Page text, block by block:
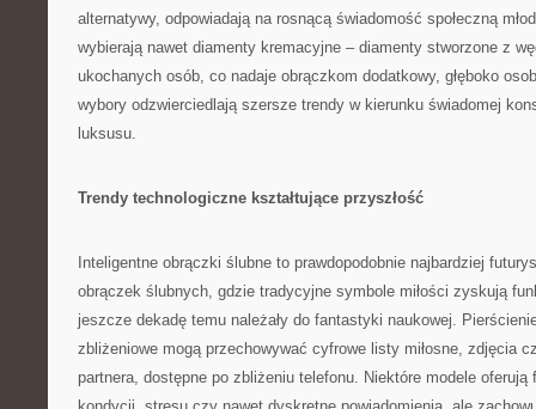
alternatywy, odpowiadają na rosnącą świadomość społeczną
wybierają nawet diamenty kremacyjne – diamenty stworzone z
ukochanych osób, co nadaje obrączkom dodatkowy, głęboko
wybory odzwierciedlają szersze trendy w kierunku świadomej
luksusu.
Trendy technologiczne kształtujące przyszłość
Inteligentne obrączki ślubne to prawdopodobnie najbardziej
obrączek ślubnych, gdzie tradycyjne symbole miłości zyskują
jeszcze dekadę temu należały do fantastyki naukowej.
zbliżeniowe mogą przechowywać cyfrowe listy miłosne, zdjęcia
partnera, dostępne po zbliżeniu telefonu. Niektóre modele oferują